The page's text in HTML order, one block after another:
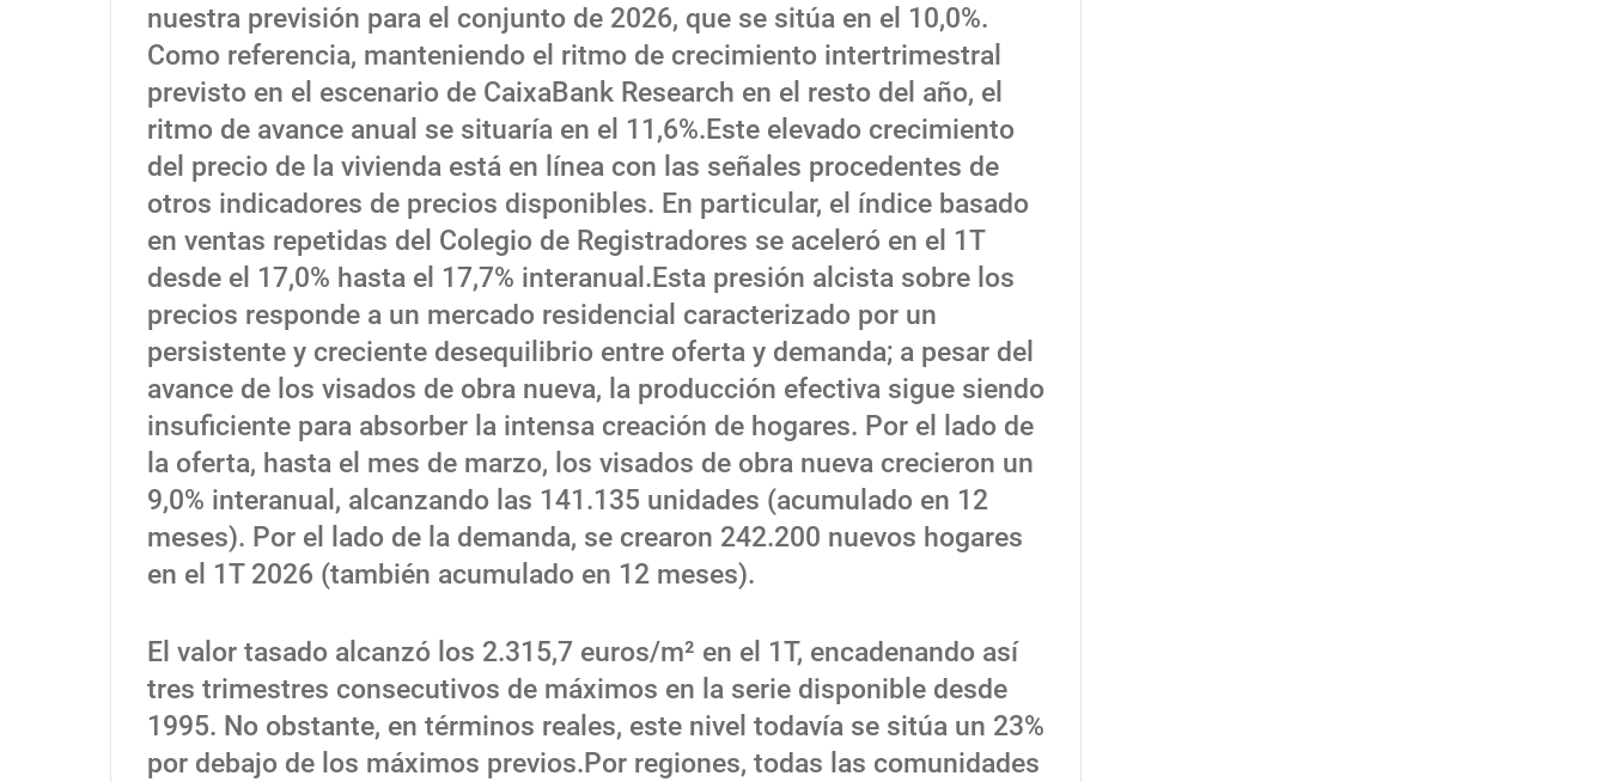
nuestra previsión para el conjunto de 2026, que se sitúa en el 10,0%.
Como referencia, manteniendo el ritmo de crecimiento intertrimestral
previsto en el escenario de CaixaBank Research en el resto del año, el
ritmo de avance anual se situaría en el 11,6%.Este elevado crecimiento
del precio de la vivienda está en línea con las señales procedentes de
otros indicadores de precios disponibles. En particular, el índice basado
en ventas repetidas del Colegio de Registradores se aceleró en el 1T
desde el 17,0% hasta el 17,7% interanual.Esta presión alcista sobre los
precios responde a un mercado residencial caracterizado por un
persistente y creciente desequilibrio entre oferta y demanda; a pesar del
avance de los visados de obra nueva, la producción efectiva sigue siendo
insuficiente para absorber la intensa creación de hogares. Por el lado de
la oferta, hasta el mes de marzo, los visados de obra nueva crecieron un
9,0% interanual, alcanzando las 141.135 unidades (acumulado en 12
meses). Por el lado de la demanda, se crearon 242.200 nuevos hogares
en el 1T 2026 (también acumulado en 12 meses).
El valor tasado alcanzó los 2.315,7 euros/m² en el 1T, encadenando así
tres trimestres consecutivos de máximos en la serie disponible desde
1995. No obstante, en términos reales, este nivel todavía se sitúa un 23%
por debajo de los máximos previos.Por regiones, todas las comunidades